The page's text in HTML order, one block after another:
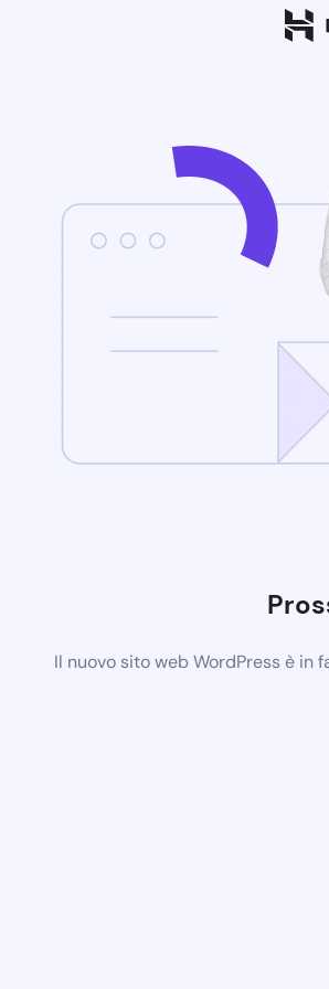
Il nuovo sito web WordPress è in